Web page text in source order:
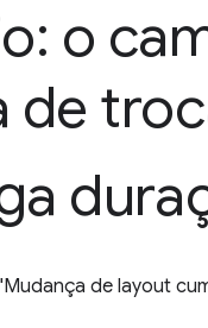
o
de
de layout